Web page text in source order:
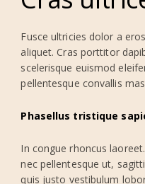
Fusce ultricies dolor a
aliquet. Cras porttitor
scelerisque euismod
pellentesque convallis
Phasellus tristique
In congue rhoncus
nec pellentesque ut,
quis justo vestibulum